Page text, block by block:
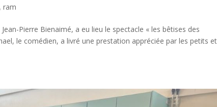
,ram
Pierre Bienaimé, a eu lieu le spectacle « les bêtises des
le comédien, a livré une prestation appréciée par les petits